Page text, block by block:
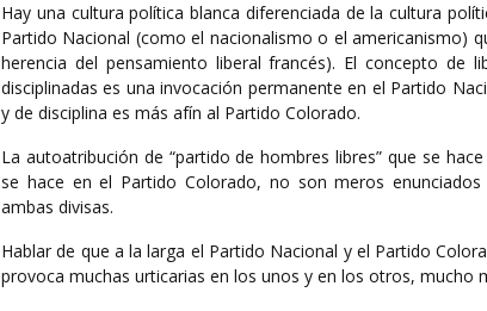
Hay una cultura política blanca diferenciada de la cultura
Partido Nacional (como el nacionalismo o el americanismo)
herencia del pensamiento liberal francés). El concepto de
disciplinadas es una invocación permanente en el Partido
y de disciplina es más afín al Partido Colorado.
La autoatribución de “partido de hombres libres” que se
se hace en el Partido Colorado, no son meros
ambas divisas.
Hablar de que a la larga el Partido Nacional y el Partido
provoca muchas urticarias en los unos y en los otros, mucho